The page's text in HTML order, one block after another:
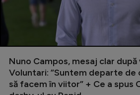
Nuno Campos, mesaj clar
Voluntari: ”Suntem departe de
să facem în viitor” + Ce a spus